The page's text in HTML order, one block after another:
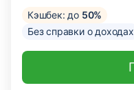
Кэшбек: до 50%
Без справки о доходах